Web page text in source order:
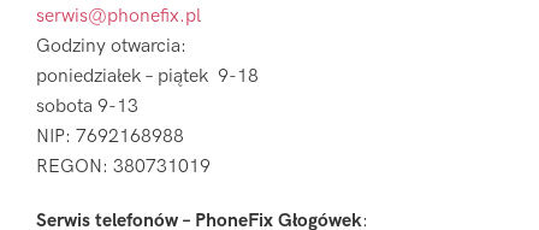
serwis@phonefix.pl
Godziny otwarcia:
poniedziałek – piątek 9-18
sobota 9-13
NIP: 7692168988
REGON: 380731019
Serwis telefonów – PhoneFix Głogówek: